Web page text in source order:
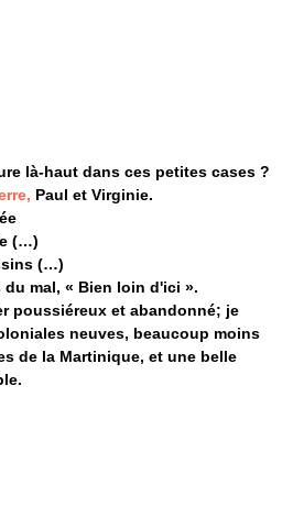
là-haut dans ces petites cases ?
Paul et Virginie.
(…)
(…)
du mal, « Bien loin d'ici ».
poussiéreux et abandonné; je
neuves, beaucoup moins
de la Martinique, et une belle